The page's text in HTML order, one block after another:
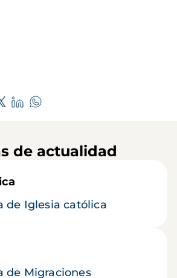
de actualidad
de Iglesia católica
de Migraciones